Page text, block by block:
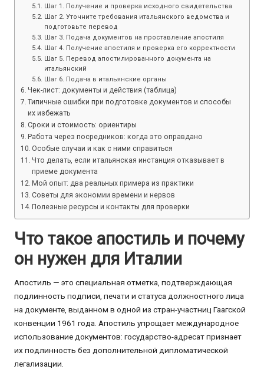
Шаг 1. Получение и проверка исходного свидетельства
Шаг 2. Уточните требования итальянского ведомства и
подготовьте перевод
Шаг 3. Подача документов на проставление апостиля
Шаг 4. Получение апостиля и проверка его корректности
Шаг 5. Перевод апостилированного документа на
итальянский
Шаг 6. Подача в итальянские органы
Чек-лист: документы и действия (таблица)
Типичные ошибки при подготовке документов и способы
их избежать
Сроки и стоимость: ориентиры
Работа через посредников: когда это оправдано
Особые случаи и как с ними справиться
Что делать, если итальянская инстанция отказывает в
приеме документа
Мой опыт: два реальных примера из практики
Советы для экономии времени и нервов
Полезные ресурсы и контакты для проверки
Что такое апостиль и почему
он нужен для Италии
Апостиль — это специальная отметка, подтверждающая
подлинность подписи, печати и статуса должностного лица
на документе, выданном в одной из стран-участниц Гаагской
конвенции 1961 года. Апостиль упрощает международное
использование документов: государство-адресат признает
их подлинность без дополнительной дипломатической
легализации.